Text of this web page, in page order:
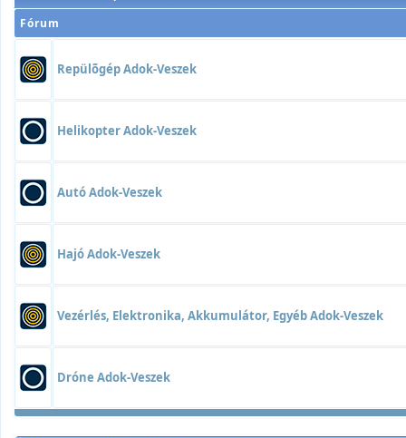
Fórum
Repülõgép Adok-Veszek
Helikopter Adok-Veszek
Autó Adok-Veszek
Hajó Adok-Veszek
Vezérlés, Elektronika, Akkumulátor, Egyéb Adok-Veszek
Dróne Adok-Veszek